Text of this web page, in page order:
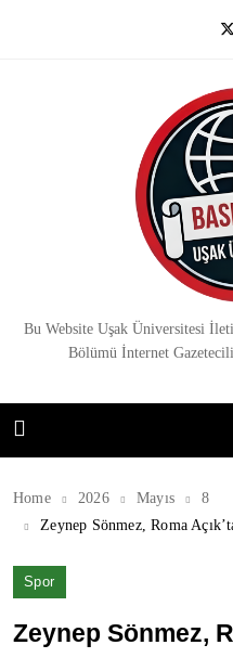
Basın Medya
Bu Website Uşak Üniversitesi
Bölümü İnternet
Home 2026 Mayıs
8
Zeynep Sönmez, Roma
Spor
Zeynep Sönmez,